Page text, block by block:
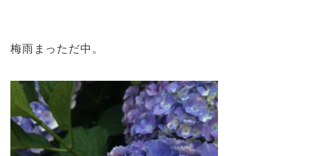
梅雨まっただ中。